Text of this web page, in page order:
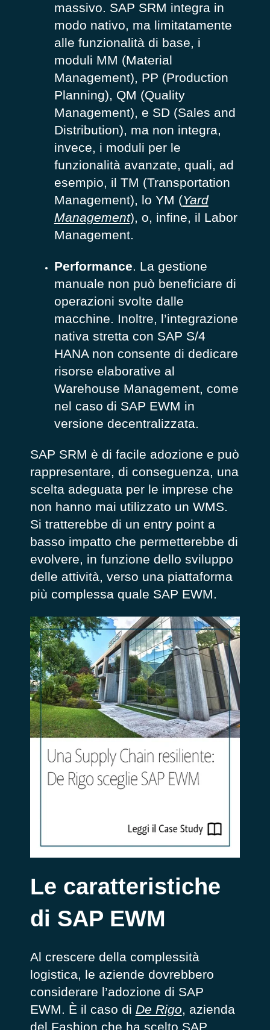
massivo. SAP SRM integra in
modo nativo, ma limitatamente
alle funzionalità di base, i
moduli MM (Material
Management), PP (Production
Planning), QM (Quality
Management), e SD (Sales and
Distribution), ma non integra,
invece, i moduli per le
funzionalità avanzate, quali, ad
esempio, il TM (Transportation
Management), lo YM (Yard
Management), o, infine, il Labor
Management.
Performance. La gestione
manuale non può beneficiare di
operazioni svolte dalle
macchine. Inoltre, l’integrazione
nativa stretta con SAP S/4
HANA non consente di dedicare
risorse elaborative al
Warehouse Management, come
nel caso di SAP EWM in
versione decentralizzata.
SAP SRM è di facile adozione e può
rappresentare, di conseguenza, una
scelta adeguata per le imprese che
non hanno mai utilizzato un WMS.
Si tratterebbe di un entry point a
basso impatto che permetterebbe di
evolvere, in funzione dello sviluppo
delle attività, verso una piattaforma
più complessa quale SAP EWM.
Le caratteristiche
di SAP EWM
Al crescere della complessità
logistica, le aziende dovrebbero
considerare l’adozione di SAP
EWM. È il caso di De Rigo, azienda
del Fashion che ha scelto SAP